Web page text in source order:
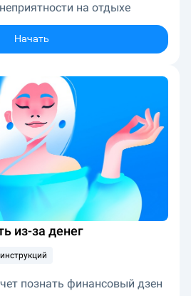
на отдыхе
Начать
из-за денег
познать финансовый дзен